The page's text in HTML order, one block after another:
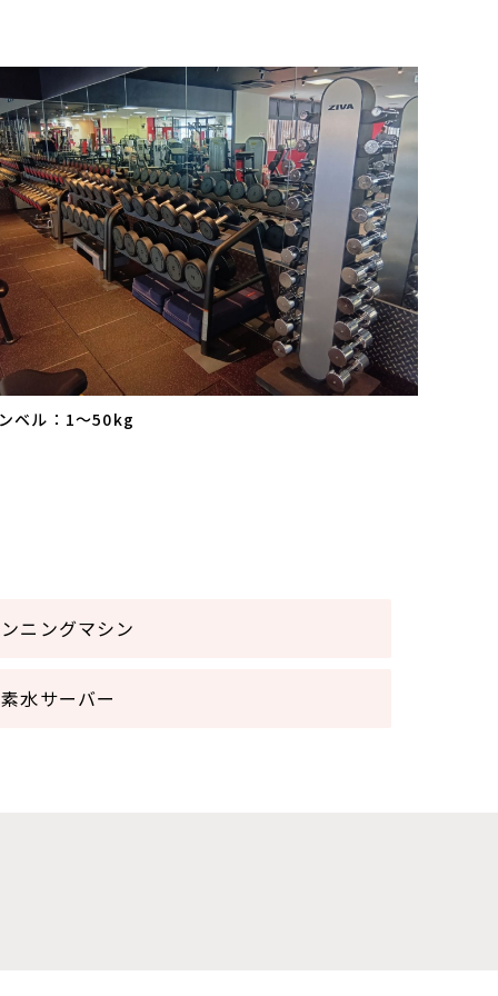
ベル：1～50kg
ニングマシン
水サーバー